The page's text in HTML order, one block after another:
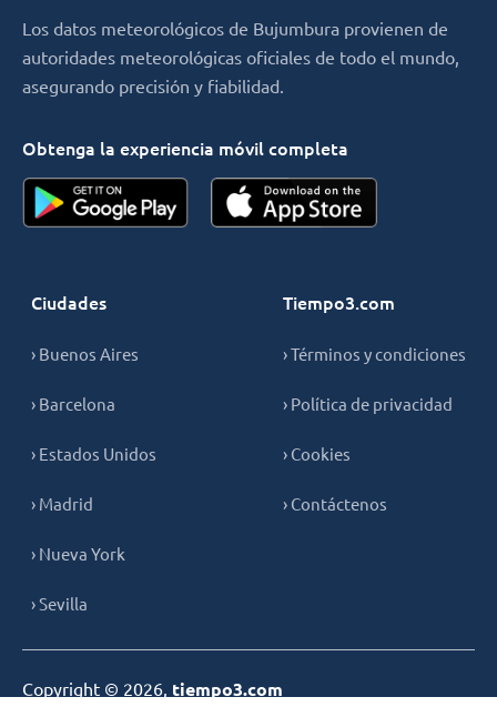
Los datos meteorológicos de Bujumbura provienen de
autoridades meteorológicas oficiales de todo el mundo,
asegurando precisión y fiabilidad.
Obtenga la experiencia móvil completa
Ciudades
› Buenos Aires
› Barcelona
› Estados Unidos
› Madrid
› Nueva York
› Sevilla
Tiempo3.com
› Términos y condiciones
› Política de privacidad
› Cookies
› Contáctenos
Copyright © 2026, tiempo3.com